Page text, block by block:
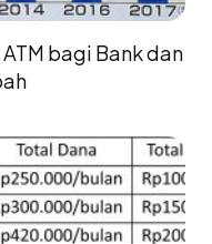
bagi Bank dan